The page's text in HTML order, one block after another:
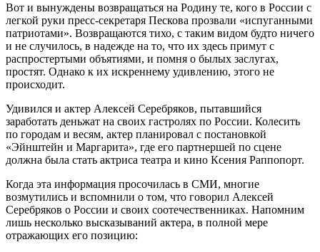
Вот и вынуждены возвращаться на Родину те, кого в России с
легкой руки пресс-секретаря Пескова прозвали «испуганными
патриотами». Возвращаются тихо, с таким видом будто ничего
и не случилось, в надежде на то, что их здесь примут с
распростертыми объятиями, и помня о былых заслугах,
простят. Однако к их искреннему удивлению, этого не
происходит.
Удивился и актер Алексей Серебряков, пытавшийся
заработать деньжат на своих гастролях по России. Колесить
по городам и весям, актер планировал с постановкой
«Эйнштейн и Маргарита», где его партнершей по сцене
должна была стать актриса театра и кино Ксения Раппопорт.
Когда эта информация просочилась в СМИ, многие
возмутились и вспомнили о том, что говорил Алексей
Серебряков о России и своих соотечественниках. Напомним
лишь несколько высказываний актера, в полной мере
отражающих его позицию: